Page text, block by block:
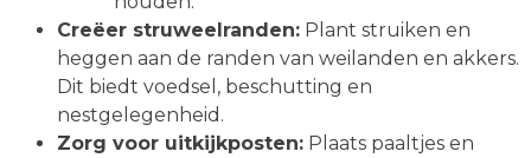
Creëer struweelranden: Plant struiken en
heggen aan de randen van weilanden en akkers.
Dit biedt voedsel, beschutting en
nestgelegenheid.
Zorg voor uitkijkposten: Plaats paaltjes en